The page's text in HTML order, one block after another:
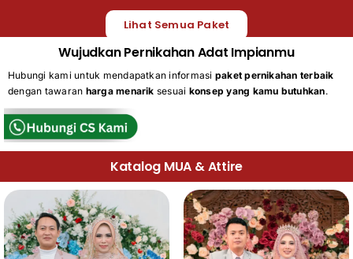
Lihat Semua Paket
Wujudkan Pernikahan Adat Impianmu
Hubungi kami untuk mendapatkan informasi paket pernikahan terbaik
dengan tawaran harga menarik sesuai konsep yang kamu butuhkan.
Katalog MUA & Attire